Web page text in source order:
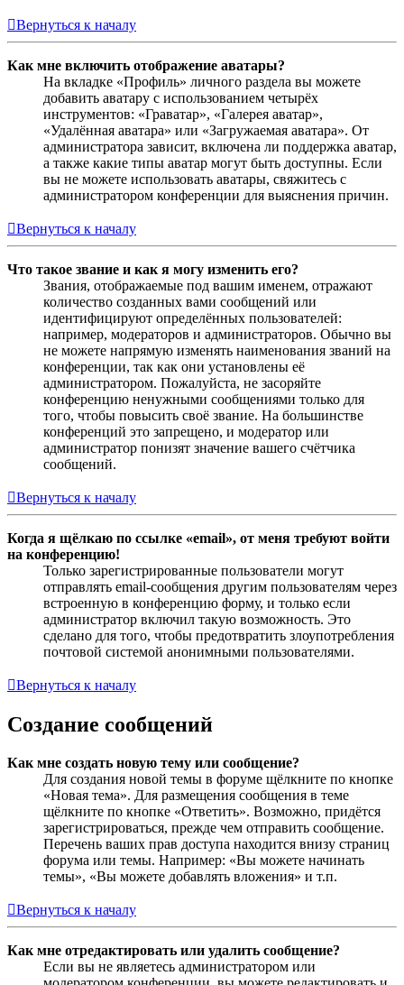
Вернуться к началу
Как мне включить отображение аватары?
На вкладке «Профиль» личного раздела вы можете
добавить аватару с использованием четырёх
инструментов: «Граватар», «Галерея аватар»,
«Удалённая аватара» или «Загружаемая аватара». От
администратора зависит, включена ли поддержка аватар,
а также какие типы аватар могут быть доступны. Если
вы не можете использовать аватары, свяжитесь с
администратором конференции для выяснения причин.
Вернуться к началу
Что такое звание и как я могу изменить его?
Звания, отображаемые под вашим именем, отражают
количество созданных вами сообщений или
идентифицируют определённых пользователей:
например, модераторов и администраторов. Обычно вы
не можете напрямую изменять наименования званий на
конференции, так как они установлены её
администратором. Пожалуйста, не засоряйте
конференцию ненужными сообщениями только для
того, чтобы повысить своё звание. На большинстве
конференций это запрещено, и модератор или
администратор понизят значение вашего счётчика
сообщений.
Вернуться к началу
Когда я щёлкаю по ссылке «email», от меня требуют войти
на конференцию!
Только зарегистрированные пользователи могут
отправлять email-сообщения другим пользователям через
встроенную в конференцию форму, и только если
администратор включил такую возможность. Это
сделано для того, чтобы предотвратить злоупотребления
почтовой системой анонимными пользователями.
Вернуться к началу
Создание сообщений
Как мне создать новую тему или сообщение?
Для создания новой темы в форуме щёлкните по кнопке
«Новая тема». Для размещения сообщения в теме
щёлкните по кнопке «Ответить». Возможно, придётся
зарегистрироваться, прежде чем отправить сообщение.
Перечень ваших прав доступа находится внизу страниц
форума или темы. Например: «Вы можете начинать
темы», «Вы можете добавлять вложения» и т.п.
Вернуться к началу
Как мне отредактировать или удалить сообщение?
Если вы не являетесь администратором или